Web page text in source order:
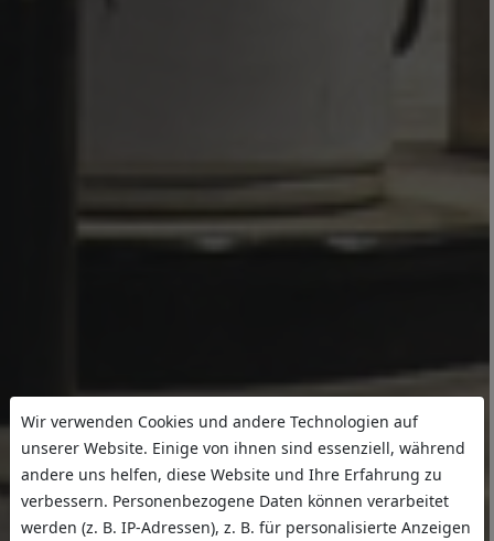
Wir verwenden Cookies und andere Technologien auf
unserer Website. Einige von ihnen sind essenziell, während
andere uns helfen, diese Website und Ihre Erfahrung zu
verbessern. Personenbezogene Daten können verarbeitet
werden (z. B. IP-Adressen), z. B. für personalisierte Anzeigen